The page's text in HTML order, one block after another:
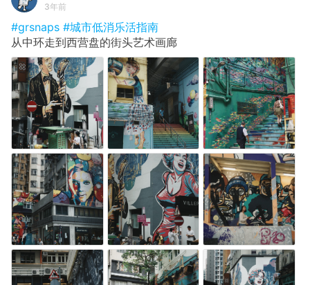
3年前
#grsnaps #城市低消乐活指南
从中环走到西营盘的街头艺术画廊